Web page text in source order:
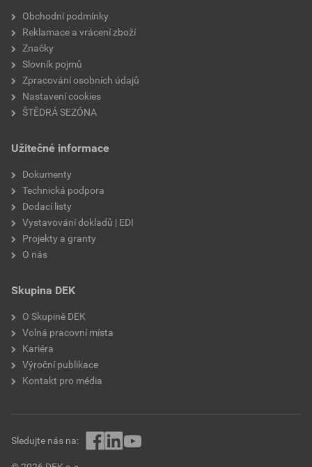
Obchodní podmínky
Reklamace a vrácení zboží
Značky
Slovník pojmů
Zpracování osobních údajů
Nastavení cookies
ŠTĚDRÁ SEZÓNA
Užitečné informace
Dokumenty
Technická podpora
Dodací listy
Vystavování dokladů | EDI
Projekty a granty
O nás
Skupina DEK
O Skupině DEK
Volná pracovní místa
Kariéra
Výroční publikace
Kontakt pro média
Sledujte nás na: